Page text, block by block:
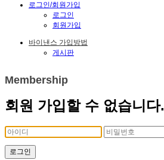
로그인/회원가입
로그인
회원가입
바이낸스 가입방법
게시판
Membership
회원 가입할 수 없습니다.
로그인